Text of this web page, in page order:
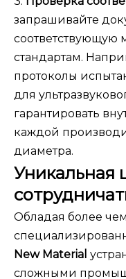
запрашивайте
стандартам.
протоколы
для
гарантировать
каждой
диаметра.
Уникальная
Обладая более
New Material
сложными